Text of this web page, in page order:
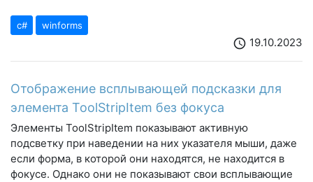
c# winforms
schedule 19.10.2023
Отображение всплывающей подсказки для
элемента ToolStripItem без фокуса
Элементы ToolStripItem показывают активную
подсветку при наведении на них указателя мыши, даже
если форма, в которой они находятся, не находится в
фокусе. Однако они не показывают свои всплывающие